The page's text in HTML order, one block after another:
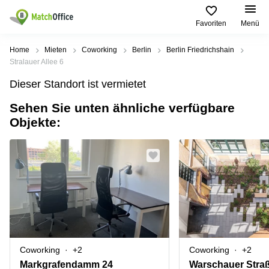
Favoriten Menü
Mieten / Vermieten
Produktseiten
Büro
mieten
center
Coworking
Space
Seminarraum
Virtuelles
Büro
Beliebte
Städte
Büro
mieten
Geschäftsadresse
Hamburg
Geschäftsadresse
mieten
Düsseldorf
Geschäftsadresse
Stuttgart
Büro
Beliebte
Suchanfragen
Regus
Dortmund
Ruhrallee
9
Dortmund
Office Club
Ballindamm
3
Rahel-
Hirsch-
Straße
Hilfe
Über uns
Büro vermieten
Preis
Log-in
Home Mieten Coworking Berlin
Berlin Friedrichshain
Stralauer Allee 6
Dieser Standort ist vermietet
Sehen Sie unten ähnliche verfügbare
Objekte:
Coworking +2
Markgrafendamm 24
Coworking +2
Warschauer